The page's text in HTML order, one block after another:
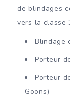
de blindages
vers la classe
Blindage
Porteur
Porteur
Goons)